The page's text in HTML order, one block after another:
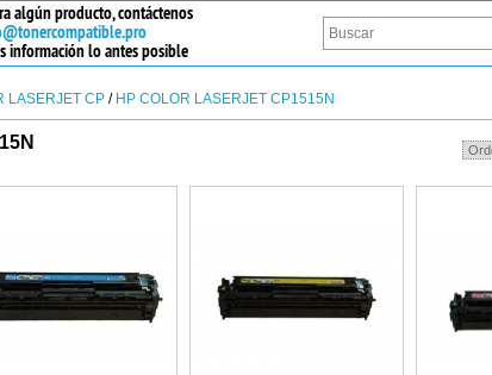
algún producto, contáctenos
información lo antes posible
LASERJET CP / HP COLOR LASERJET CP1515N